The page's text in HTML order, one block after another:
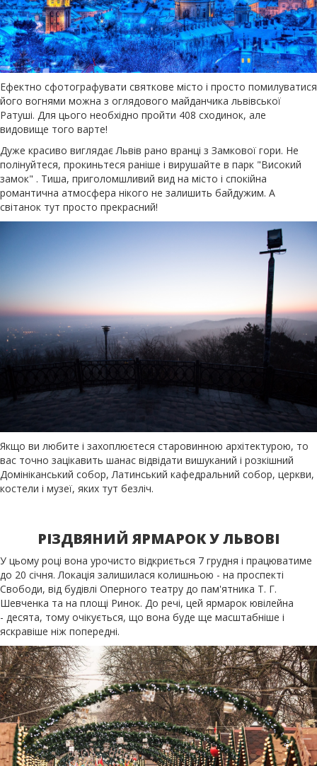
Ефектно сфотографувати святкове місто і просто помилуватися
його вогнями можна з оглядового майданчика львівської
Ратуші. Для цього необхідно пройти 408 сходинок, але
видовище того варте!
Дуже красиво виглядає Львів рано вранці з Замкової гори. Не
полінуйтеся, прокиньтеся раніше і вирушайте в парк "Високий
замок" . Тиша, приголомшливий вид на місто і спокійна
романтична атмосфера нікого не залишить байдужим. А
світанок тут просто прекрасний!
Якщо ви любите і захоплюєтеся старовинною архітектурою, то
вас точно зацікавить шанас відвідати вишуканий і розкішний
Домініканський собор, Латинський кафедральний собор, церкви,
костели і музеї, яких тут безліч.
РІЗДВЯНИЙ ЯРМАРОК У ЛЬВОВІ
У цьому році вона урочисто відкриється 7 грудня і працюватиме
до 20 січня. Локація залишилася колишньою - на проспекті
Свободи, від будівлі Оперного театру до пам'ятника Т. Г.
Шевченка та на площі Ринок. До речі, цей ярмарок ювілейна
- десята, тому очікується, що вона буде ще масштабніше і
яскравіше ніж попередні.